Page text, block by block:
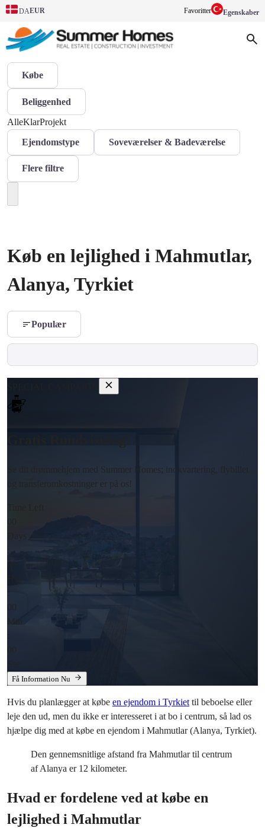
DAEUR Favoritter Egenskaber
Købe
Beliggenhed
AlleKlarProjekt
Ejendomstype Soveværelser & Badeværelse
Flere filtre
Køb en lejlighed i Mahmutlar,
Alanya, Tyrkiet
Populær
Se dit drømmehjem med Summer Homes; indkvartering, flybillet
og transferomkostninger er på os!
00
:
00
Min
:
00
Få Information Nu
Hvis du planlægger at købe en ejendom i Tyrkiet til beboelse eller
leje den ud, men du ikke er interesseret i at bo i centrum, så lad os
hjælpe dig med at købe en ejendom i Mahmutlar (Alanya, Tyrkiet).
Den gennemsnitlige afstand fra Mahmutlar til centrum
af Alanya er 12 kilometer.
Hvad er fordelene ved at købe en
lejlighed i Mahmutlar